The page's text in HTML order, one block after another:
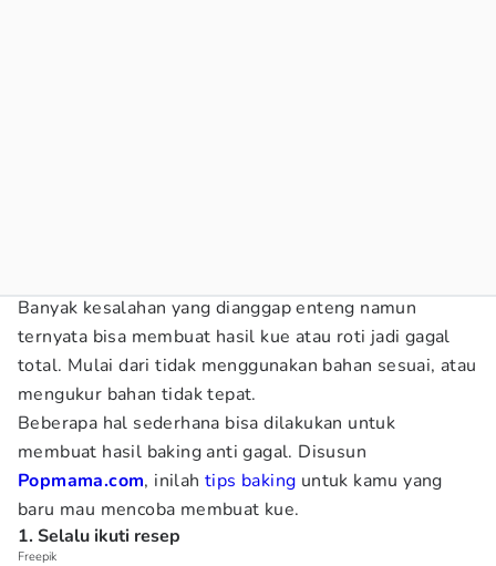
Banyak kesalahan yang dianggap enteng namun
ternyata bisa membuat hasil kue atau roti jadi gagal
total. Mulai dari tidak menggunakan bahan sesuai, atau
mengukur bahan tidak tepat.
Beberapa hal sederhana bisa dilakukan untuk
membuat hasil baking anti gagal. Disusun
Popmama.com, inilahtips baking untuk kamu yang
baru mau mencoba membuat kue.
1. Selalu ikuti resep
Freepik